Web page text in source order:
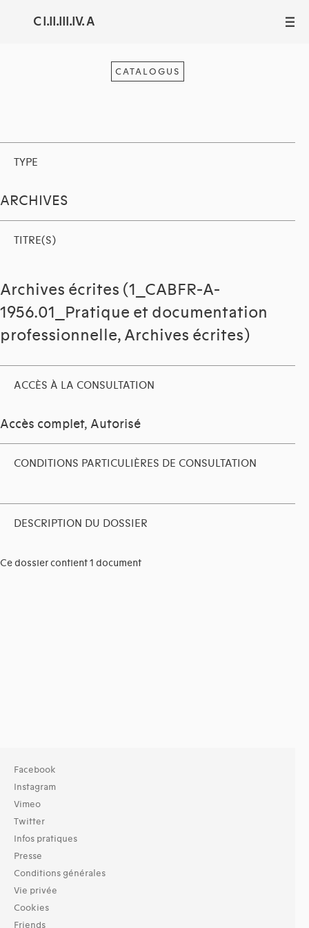
C I.II.III.IV. A III
CATALOGUS
TYPE
ARCHIVES
TITRE(S)
Archives écrites (1_CABFR-A-
1956.01_Pratique et documentation
professionnelle, Archives écrites)
ACCÈS À LA CONSULTATION
Accès complet, Autorisé
CONDITIONS PARTICULIÈRES DE CONSULTATION
DESCRIPTION DU DOSSIER
Ce dossier contient 1 document
Facebook
Instagram
Vimeo
Twitter
Infos pratiques
Presse
Conditions générales
Vie privée
Cookies
Friends